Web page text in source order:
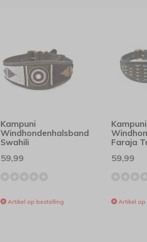
Kampuni
Windhondenhalsband
Swahili
59,99
Artikel op bestelling
Kampuni
Faraja
59,99
Artikel op